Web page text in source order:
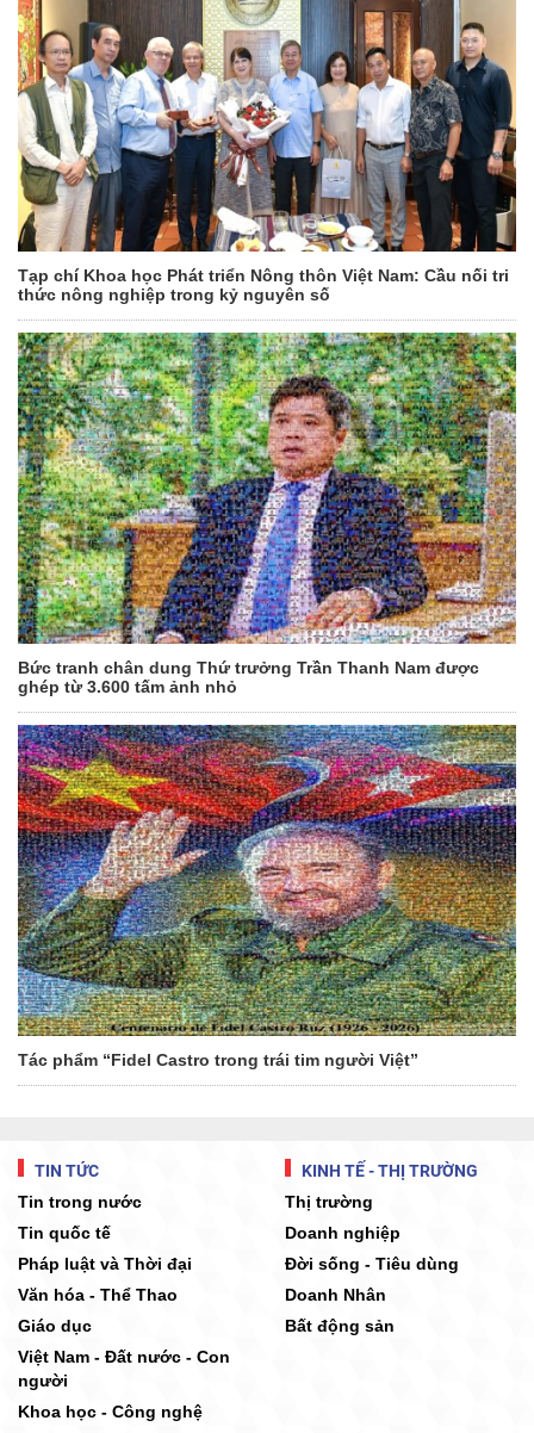
Tạp chí Khoa học Phát triển Nông thôn Việt Nam: Cầu nối tri
thức nông nghiệp trong kỷ nguyên số
Bức tranh chân dung Thứ trưởng Trần Thanh Nam được
ghép từ 3.600 tấm ảnh nhỏ
Tác phẩm “Fidel Castro trong trái tim người Việt”
TIN TỨC
Tin trong nước
Tin quốc tế
Pháp luật và Thời đại
Văn hóa - Thể Thao
Giáo dục
Việt Nam - Đất nước - Con
người
Khoa học - Công nghệ
KINH TẾ - THỊ TRƯỜNG
Thị trường
Doanh nghiệp
Đời sống - Tiêu dùng
Doanh Nhân
Bất động sản